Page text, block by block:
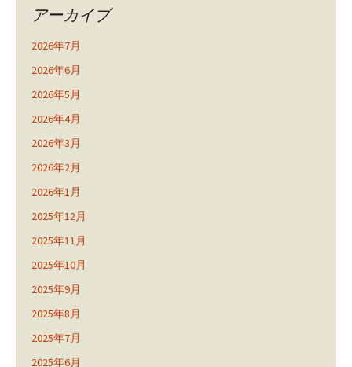
アーカイブ
2026年7月
2026年6月
2026年5月
2026年4月
2026年3月
2026年2月
2026年1月
2025年12月
2025年11月
2025年10月
2025年9月
2025年8月
2025年7月
2025年6月